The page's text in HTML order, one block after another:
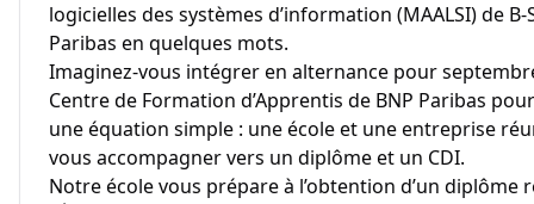
logicielles des systèmes d’information (MAALSI) de B-
Paribas en quelques mots.
Imaginez-vous intégrer en alternance pour
Centre de Formation d’Apprentis de BNP Paribas
une équation simple : une école et une entreprise
vous accompagner vers un diplôme et un CDI.
Notre école vous prépare à l’obtention d’un diplôme